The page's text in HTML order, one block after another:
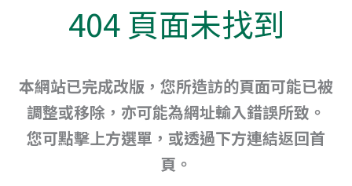
404 頁面未找到
本網站已完成改版，您所造訪的頁面可能已被
調整或移除，亦可能為網址輸入錯誤所致。
您可點擊上方選單，或透過下方連結返回首
頁。